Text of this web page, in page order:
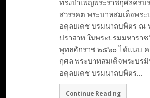
ทรงบําเพ็ญพระราชกุศลครบ
สวรรคต พระบาทสมเด็จพร
อดุลยเดช บรมนาถบพิตร ณ
ปราสาท ในพระบรมมหาราช
พุทธศักราช ๒๕๖๐ ได้แนบ ค
กุศล พระบาทสมเด็จพระปร
อดุลยเดช บรมนาถบพิตร…
Continue Reading